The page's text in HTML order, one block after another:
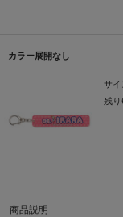
カラー展開なし
サ
残
商品説明